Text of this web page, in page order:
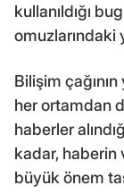
kullanıldığı
omuzlarındaki
Bilişim
her ortamdan
haberler
kadar, haberin
büyük önem